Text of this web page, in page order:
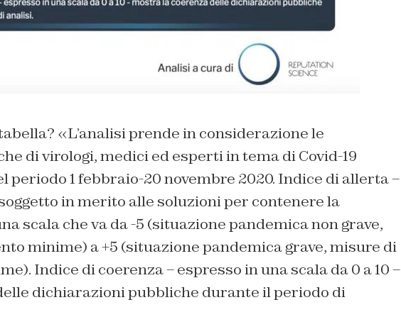
«L’analisi prende in considerazione le
di virologi, medici ed esperti in tema di Covid-19
periodo 1 febbraio-20 novembre 2020. Indice di allerta –
in merito alle soluzioni per contenere la
scala che va da -5 (situazione pandemica non grave,
minime) a +5 (situazione pandemica grave, misure di
Indice di coerenza – espresso in una scala da 0 a 10 –
dichiarazioni pubbliche durante il periodo di